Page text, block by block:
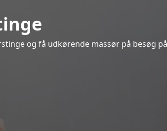
og få udkørende massør på besøg